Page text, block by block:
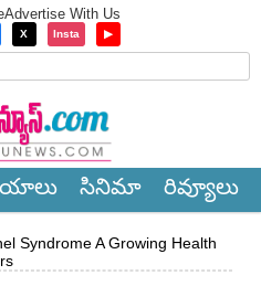
Advertise With Us
X Insta ▶
సినిమా రివ్యూలు
Syndrome A Growing Health